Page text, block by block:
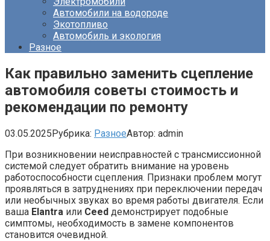
Автомобили на водороде
Экотопливо
Автомобиль и экология
Разное
Как правильно заменить сцепление
автомобиля советы стоимость и
рекомендации по ремонту
03.05.2025Рубрика: РазноеАвтор: admin
При возникновении неисправностей с трансмиссионной
системой следует обратить внимание на уровень
работоспособности сцепления. Признаки проблем могут
проявляться в затруднениях при переключении передач
или необычных звуках во время работы двигателя. Если
ваша Elantra или Ceed демонстрирует подобные
симптомы, необходимость в замене компонентов
становится очевидной.